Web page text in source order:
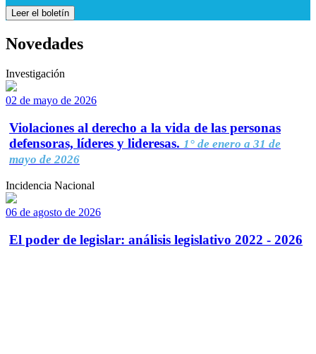
Leer el boletín
Novedades
Investigación
02 de mayo de 2026
Violaciones al derecho a la vida de las personas
defensoras, líderes y lideresas. 1° de enero a 31 de
mayo de 2026
Incidencia Nacional
06 de agosto de 2026
El poder de legislar: análisis legislativo 2022 - 2026